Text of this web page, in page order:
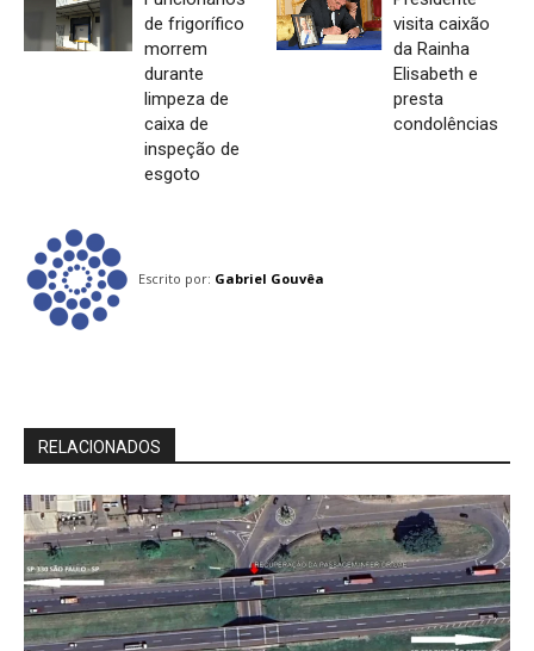
de frigorífico
morrem
durante
limpeza de
caixa de
inspeção de
esgoto
visita caixão
da Rainha
Elisabeth e
presta
condolências
Escrito por: Gabriel Gouvêa
RELACIONADOS